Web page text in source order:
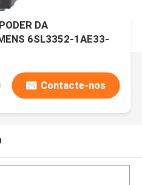
DA
6SL3352-1AE33-
Contacte-nos